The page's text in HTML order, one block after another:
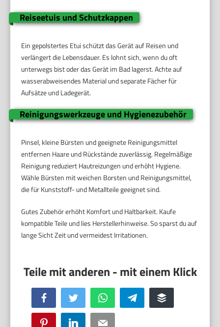
Reiseetuis und Schutzkappen
Ein gepolstertes Etui schützt das Gerät auf Reisen und
verlängert die Lebensdauer. Es lohnt sich, wenn du oft
unterwegs bist oder das Gerät im Bad lagerst. Achte auf
wasserabweisendes Material und separate Fächer für
Aufsätze und Ladegerät.
Reinigungswerkzeuge und Hygienezubehör
Pinsel, kleine Bürsten und geeignete Reinigungsmittel
entfernen Haare und Rückstände zuverlässig. Regelmäßige
Reinigung reduziert Hautreizungen und erhöht Hygiene.
Wähle Bürsten mit weichen Borsten und Reinigungsmittel,
die für Kunststoff- und Metallteile geeignet sind.
Gutes Zubehör erhöht Komfort und Haltbarkeit. Kaufe
kompatible Teile und lies Herstellerhinweise. So sparst du auf
lange Sicht Zeit und vermeidest Irritationen.
Facebook Twitter WhatsApp Telegram Buffer
Pinterest LinkedIn Email